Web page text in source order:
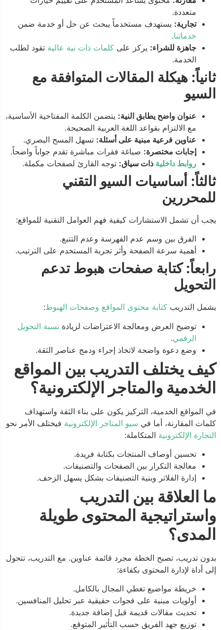
متعددة.
تجارية:يستهدف مستخدماً يبحث عن حل أو خدمة ضمن
خدماتنا.
جاهزة للشراء:يركز على كلمات ذات نية عاليةتقود لطلب
الخدمة.
ثانياً: هيكلة المقالات المتوافقة مع
السيو
عنوان واضح يطابق النية:يتضمن الكلمة المفتاحية الأساسية،
مع الالتزام بقواعد اللغة العربية الصحيحة.
عناوين فرعية مبنية على أسئلة:تسهل المسح البصري.
إجابات مختصرة:صياغة فقرات مباشرة تقدم جواباً واضحاً.
روابط داخليةذات سياق:توجه القارئ لصفحات مكملة.
ثالثاً: أساسيات السيو التقني
للمحررين
يجب أن تشمل الاستشارات كيفية فهم العوامل التقنية للمواقع:
الفرق بين وسم عدم الفهرسة وعدم التتبع.
أهمية سرعة الصفحة وأثر تجربة المستخدم على الترتيب.
رابعاً: كتابة صفحات هبوط تدعم
التحويل
يشمل التدريب كتابة محتوى المواقع وصفحات الهبوط:
توضيح العرض ومعالجة الاعتراضات لزيادة نسبة التحويل
الرقمي .
وضع دعوة واضحة لاتخاذ إجراء ودمج عناصر الثقة.
كيف يختلف التدريب بين المواقع
الخدمية والمتاجر الإلكترونية؟
في المواقع الخدمية، التركيز يكون على بناء الثقة واستهداف
كلمات المقارنة، أما في
سيو المتاجر الإلكترونيةفيختلف الأمر نحو
التجارة الإلكترونيةالمتكاملة:
تحسين أوصاف المنتجات بكتابة فريدة.
معالجة التكرار بين الصفحات والتصنيفات.
إدارة الفلاتر وبنية التصنيفات بشكل يسهل الزحف.
ما العلاقة بين التدريب
واستراتيجية المحتوى طويلة
المدى؟
بدون تدريب، تصبح الخطة مجرد قائمة عناوين. مع التدريب، تتحول
إلى أداة لإدارة المحتوى بكفاءة:
خريطة مواضيع تغطي المجال بالكامل.
أولويات مبنية على فجوات حقيقية عبر تحليل المنافسين.
تحديث مقالات قديمة قبل إضافة جديدة.
توزيع جهد الفريق حسب التأثير المتوقع.